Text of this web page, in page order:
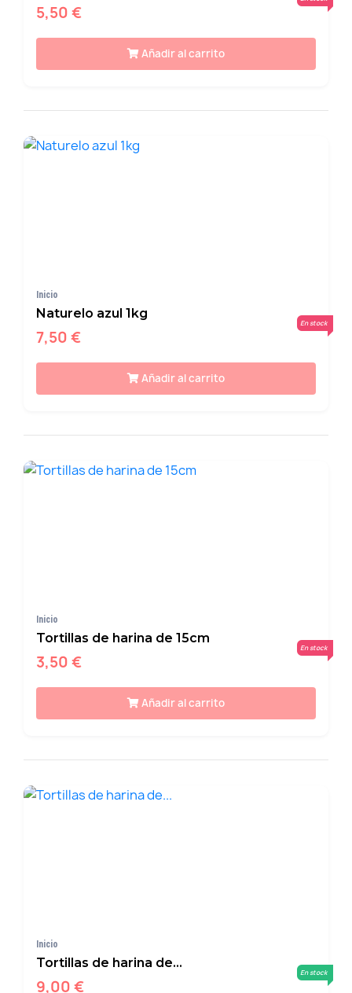
5,50 €
Añadir al carrito
Inicio
Naturelo azul 1kg
7,50 €
En stock
Añadir al carrito
Inicio
Tortillas de harina de 15cm
3,50 €
En stock
Añadir al carrito
Inicio
Tortillas de harina de...
9,00 €
En stock